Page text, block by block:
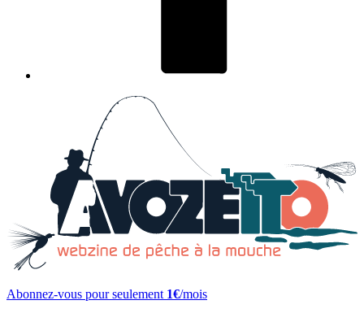
Abonnez-vous pour seulement 1€/mois